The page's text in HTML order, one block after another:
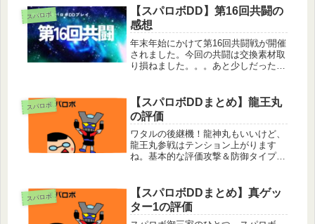
頼りになる。MAP兵器もあるので反
撃も気にせず多くの敵にダメージを与
え...
スパロボ
【スパロボDD】第16回共闘の
感想
年末年始にかけて第16回共闘戦が開催
されました。今回の共闘は交換素材取
り損ねました。。。あと少しだったん
メダル2個ゲットして交換できたので
良しとしましょ！赤特があっても苦...
スパロボ
【スパロボDDまとめ】龍王丸
の評価
ワタルの後継機！龍神丸もいいけど、
龍王丸参戦はテンション上がります
ね。基本的な評価攻撃＆防御タイプで
する。スピードが645という数値で少
しの差だが早いので行動順番も早く素
早...
スパロボ
【スパロボDDまとめ】真ゲッ
ター1の評価